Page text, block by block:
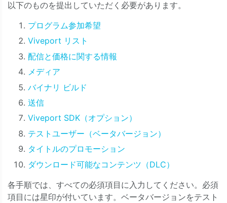
以下のものを提出していただく必要があります。
プログラム参加希望
Viveport リスト
配信と価格に関する情報
メディア
バイナリ ビルド
送信
Viveport SDK（オプション）
テストユーザー（ベータバージョン）
タイトルのプロモーション
ダウンロード可能なコンテンツ（DLC）
各手順では、すべての必須項目に入力してください。必須
項目には星印が付いています。ベータバージョンをテスト